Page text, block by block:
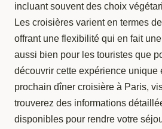
incluant souvent des choix
Les croisières varient en termes
offrant une flexibilité qui en fait
aussi bien pour les touristes que
découvrir cette expérience unique
prochain dîner croisière à Paris,
trouverez des informations
disponibles pour rendre votre